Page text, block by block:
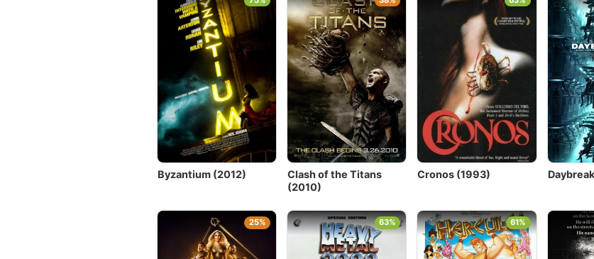
Byzantium (2012)
Clash of the Titans
(2010)
Cronos (1993)
25% 63% 61%